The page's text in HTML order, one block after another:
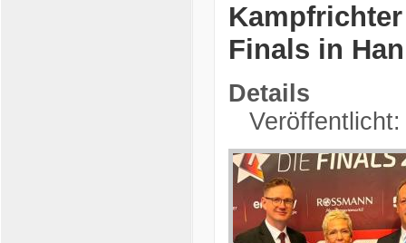
Finals in
Details